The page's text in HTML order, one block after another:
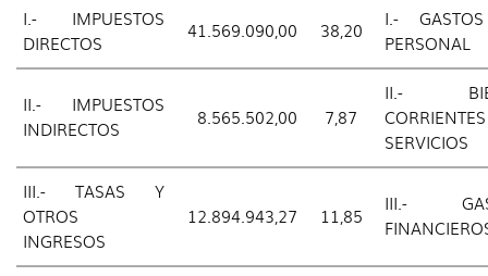
I.- IMPUESTOS
DIRECTOS
41.569.090,00 38,20
I.-
PERSONAL
II.- IMPUESTOS
INDIRECTOS
8.565.502,00 7,87
II.-
SERVICIOS
III.- TASAS Y
OTROS
INGRESOS
12.894.943,27 11,85
III.-